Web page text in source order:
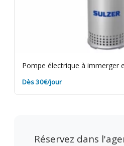
Pompe électrique à immerger
Dès 30€/jour
Réservez dans